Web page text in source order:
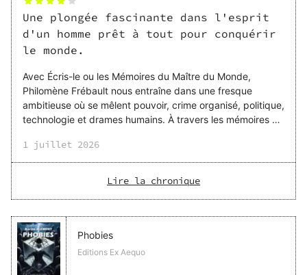
Une plongée fascinante dans l'esprit
d'un homme prêt à tout pour conquérir
le monde.
Avec Écris-le ou les Mémoires du Maître du Monde,
Philomène Frébault nous entraîne dans une fresque
ambitieuse où se mêlent pouvoir, crime organisé, politique,
technologie et drames humains. À travers les mémoires de
découvrons le parcours d'un homme marqué dès
l'enfance par la violence, le rejet et un besoin viscéral de
Derrière son image de maître du monde se cache
1 juillet 2026
Lire la chronique
Phobies
Editions Ex Aequo